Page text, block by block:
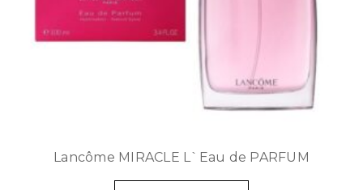
Lancôme MIRACLE L`Eau de PARFUM